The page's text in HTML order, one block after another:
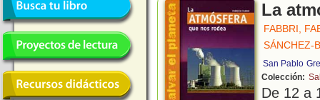
La
FABBRI,
SÁNCHEZ-
San Pablo
Colección:
De 12 a